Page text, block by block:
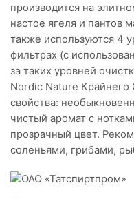
производится на
настое ягеля и пантов
также используются 4
фильтрах (с
за таких уровней
Nordic Nature Крайнего
свойства:
чистый аромат с
прозрачный цвет.
соленьями, грибами,